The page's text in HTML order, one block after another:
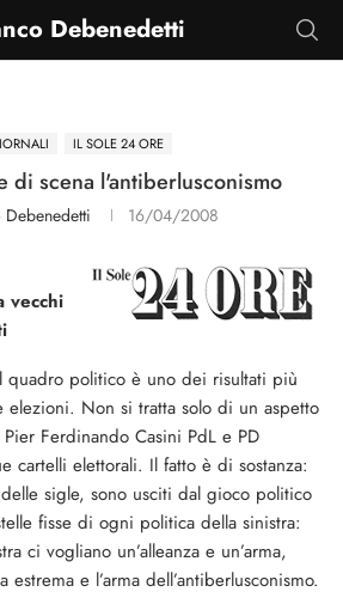
Debenedetti
IL SOLE 24 ORE
di scena l'antiberlusconismo
Debenedetti 16/04/2008
vecchi
quadro politico è uno dei risultati più
elezioni. Non si tratta solo di un aspetto
Ferdinando Casini PdL e PD
cartelli elettorali. Il fatto è di sostanza:
sigle, sono usciti dal gioco politico
fisse di ogni politica della sinistra:
ci vogliano un’alleanza e un’arma,
estrema e l’arma dell’antiberlusconismo.